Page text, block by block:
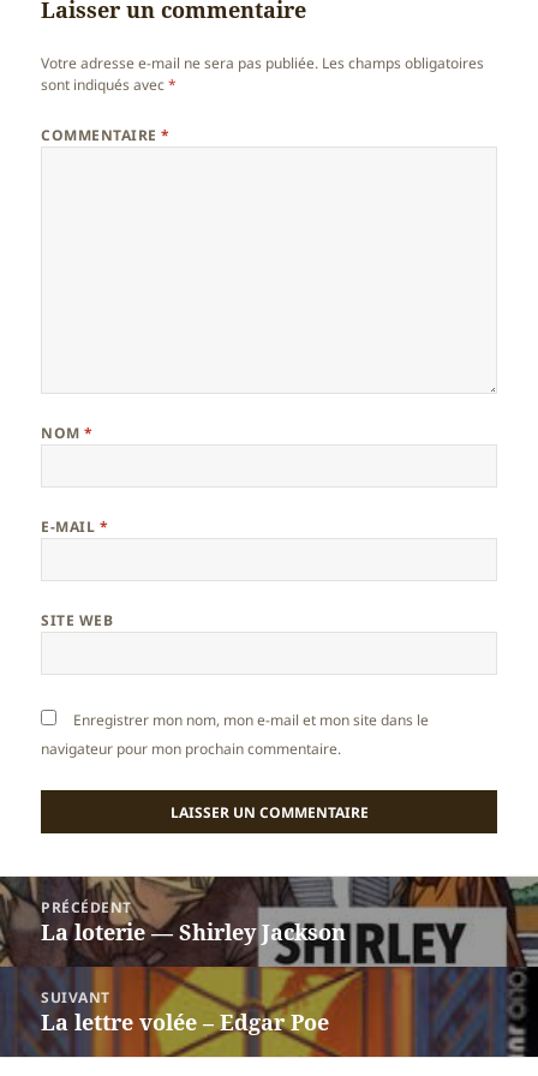
Laisser un commentaire
Votre adresse e-mail ne sera pas publiée. Les champs obligatoires
sont indiqués avec*
COMMENTAIRE*
NOM*
E-MAIL *
SITE WEB
Enregistrer mon nom, mon e-mail et mon site dans le
navigateur pour mon prochain commentaire.
Navigation
de
l’article
PRÉCÉDENT
Article
précédent :
La loterie — Shirley Jackson
SUIVANT
Article
suivant :
La lettre volée – Edgar Poe